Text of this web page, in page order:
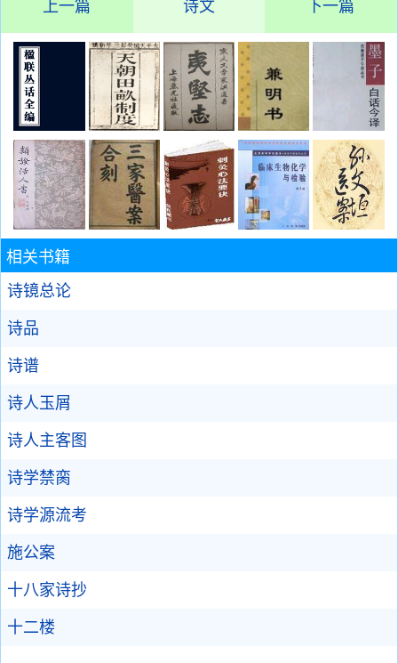
上一篇 诗文 下一篇
相关书籍
诗镜总论
诗品
诗谱
诗人玉屑
诗人主客图
诗学禁脔
诗学源流考
施公案
十八家诗抄
十二楼